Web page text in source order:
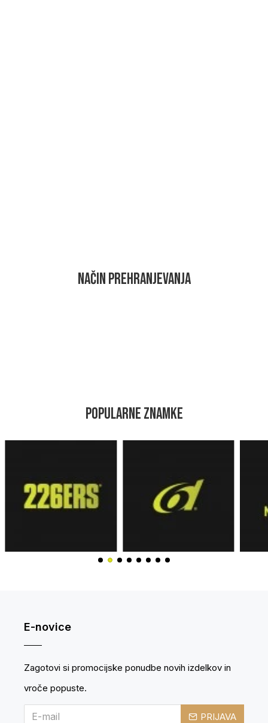
NAČIN PREHRANJEVANJA
POPULARNE ZNAMKE
E-novice
Zagotovi si promocijske ponudbe novih izdelkov in
vroče popuste.
PRIJAVA